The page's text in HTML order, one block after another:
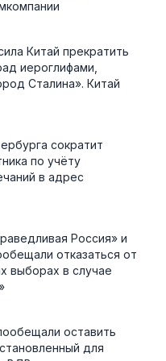
Китай прекратить
иероглифами,
Сталина». Китай
сократит
по учёту
в адрес
Россия» и
отказаться от
выборах в случае
оставить
для